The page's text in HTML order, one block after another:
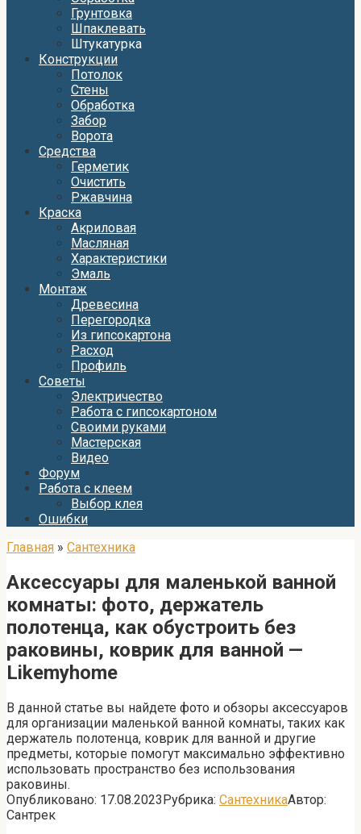
Грунтовка
Шпаклевать
Штукатурка
Конструкции
Потолок
Стены
Обработка
Забор
Ворота
Средства
Герметик
Очистить
Ржавчина
Краска
Акриловая
Масляная
Характеристики
Эмаль
Монтаж
Древесина
Перегородка
Из гипсокартона
Расход
Профиль
Советы
Электричество
Работа с гипсокартоном
Своими руками
Мастерская
Видео
Форум
Работа с клеем
Выбор клея
Ошибки
Главная » Сантехника
Аксессуары для маленькой ванной
комнаты: фото, держатель
полотенца, как обустроить без
раковины, коврик для ванной —
Likemyhome
В данной статье вы найдете фото и обзоры аксессуаров
для организации маленькой ванной комнаты, таких как
держатель полотенца, коврик для ванной и другие
предметы, которые помогут максимально эффективно
использовать пространство без использования
раковины.
Опубликовано: 17.08.2023Рубрика: СантехникаАвтор:
Сантрек